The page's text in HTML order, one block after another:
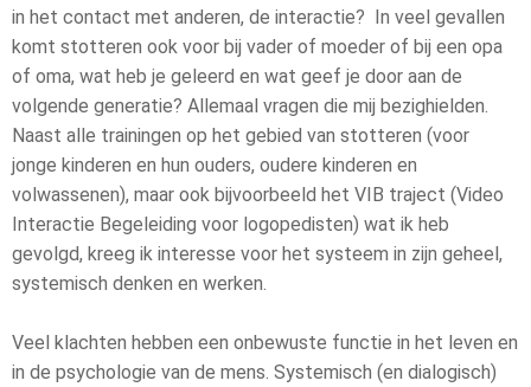
in het contact met anderen, de interactie? In veel gevallen
komt stotteren ook voor bij vader of moeder of bij een opa
of oma, wat heb je geleerd en wat geef je door aan de
volgende generatie? Allemaal vragen die mij bezighielden.
Naast alle trainingen op het gebied van stotteren (voor
jonge kinderen en hun ouders, oudere kinderen en
volwassenen), maar ook bijvoorbeeld het VIB traject (Video
Interactie Begeleiding voor logopedisten) wat ik heb
gevolgd, kreeg ik interesse voor het systeem in zijn geheel,
systemisch denken en werken.
Veel klachten hebben een onbewuste functie in het leven en
in de psychologie van de mens. Systemisch (en dialogisch)